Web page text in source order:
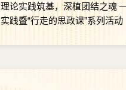
理论实践筑基，深植团结之魂
实践暨“行走的思政课”系列活动